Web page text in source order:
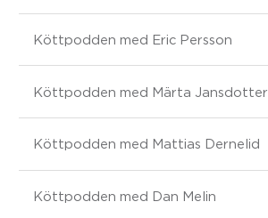
Köttpodden med Eric Persson
Köttpodden med Märta Jansdotter
Köttpodden med Mattias Dernelid
Köttpodden med Dan Melin